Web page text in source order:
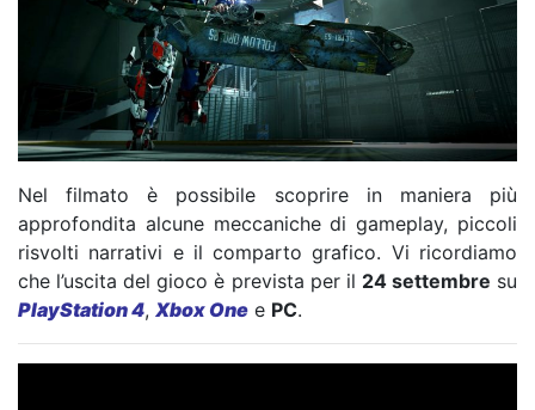
Nel filmato è possibile scoprire in maniera più
approfondita alcune meccaniche di gameplay, piccoli
risvolti narrativi e il comparto grafico. Vi ricordiamo
che l’uscita del gioco è prevista per il 24 settembre su
PlayStation 4, Xbox One e PC.